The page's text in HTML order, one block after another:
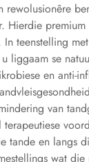
Hierdie
teenstelling
liggaam se
en anti-
van
tande en langs
wat